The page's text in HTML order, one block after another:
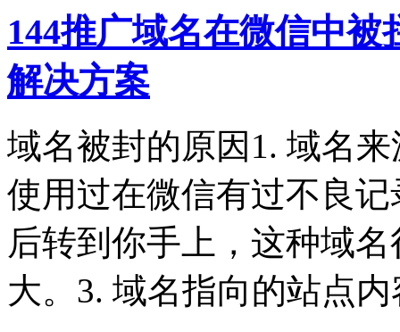
144推广域名在微信中
解决方案
域名被封的原因1. 域名
使用过在微信有过不良
后转到你手上，这种域
大。3. 域名指向的站点内